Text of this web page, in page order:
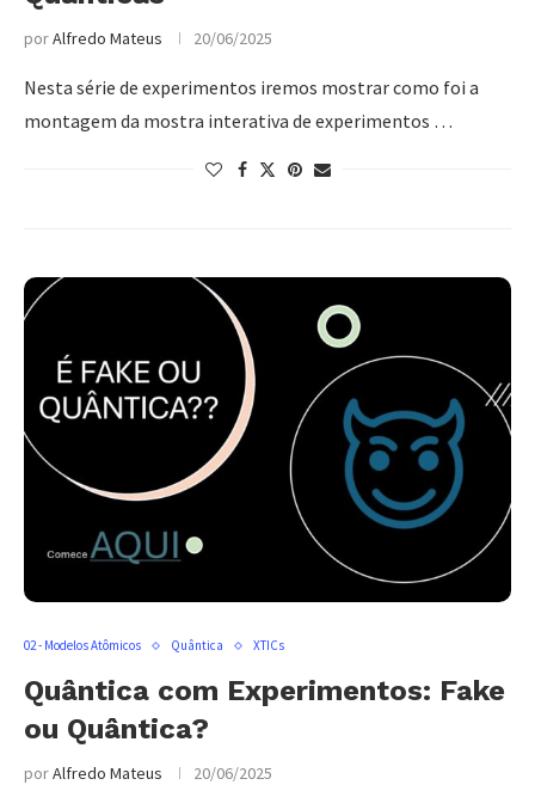
porAlfredo Mateus 20/06/2025
Nesta série de experimentos iremos mostrar como foi a
montagem da mostra interativa de experimentos …
02 - Modelos Atômicos Quântica XTICs
Quântica com Experimentos: Fake
ou Quântica?
porAlfredo Mateus 20/06/2025